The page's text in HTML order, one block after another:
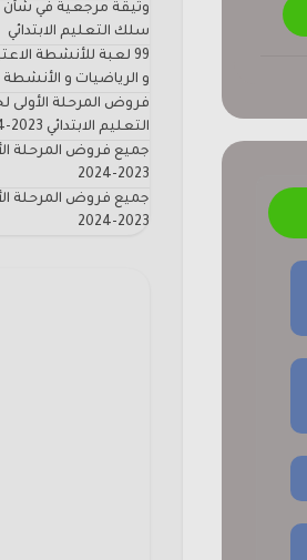
وثيقة مرجعية في شأن
سلك التعليم الابتدائي
99 لعبة للأنشطة
و الرياضيات و الأنشطة
فروض المرحلة الأولى
التعليم الابتدائي 2023-2024
جميع فروض المرحلة
2023-2024
جميع فروض المرحلة
2023-2024